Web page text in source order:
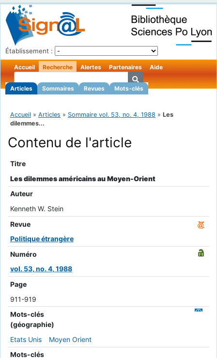
Établissement :
Accueil Recherche
Articles Sommaires Revues Mots-clés
Alertes Partenaires Aide
Accueil » Articles » Sommaire vol. 53, no. 4, 1988 » Les
dilemmes...
Contenu de l'article
Titre
Les dilemmes américains au Moyen-Orient
Auteur
Kenneth W. Stein
Revue
Politique étrangère
Numéro
vol. 53, no. 4, 1988
Page
911-919
Mots-clés
(géographie)
Etats Unis
Moyen Orient
Mots-clés